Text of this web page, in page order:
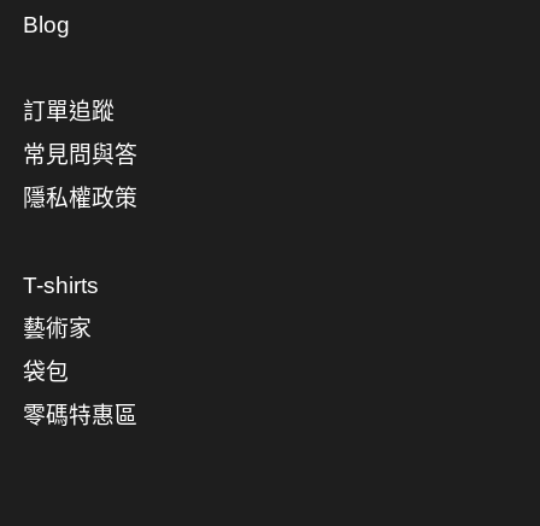
Blog
訂單追蹤
常見問與答
隱私權政策
T-shirts
藝術家
袋包
零碼特惠區